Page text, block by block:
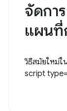
จัดกา
แผนที่
วิธีสมัยใหม่ใ
script